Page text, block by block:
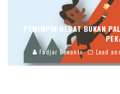
PEMIMPIN HEBAT BUKAN
Fadjar Dewanto Lead